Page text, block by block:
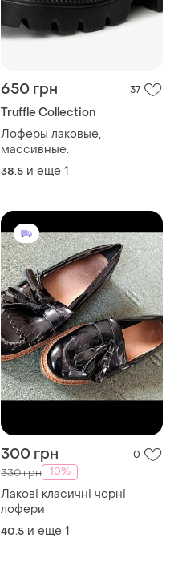
650 грн 37
Truffle Collection
Лоферы лаковые,
массивные.
38.5 и еще 1
300 грн 0
330 грн -10%
Лакові класичні чорні
лофери
40.5 и еще 1